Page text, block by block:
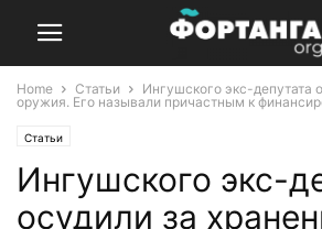
Home Статьи
Ингушского экс-депутата
оружия. Его называли причастным к
Статьи
Ингушского экс-
осудили за